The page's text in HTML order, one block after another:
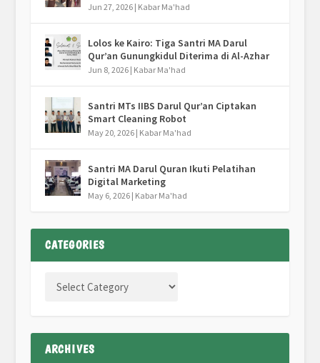
Jun 27, 2026| Kabar Ma'had
Lolos ke Kairo: Tiga Santri MA Darul
Qur’an Gunungkidul Diterima di Al-Azhar
Jun 8, 2026| Kabar Ma'had
Santri MTs IIBS Darul Qur’an Ciptakan
Smart Cleaning Robot
May 20, 2026| Kabar Ma'had
Santri MA Darul Quran Ikuti Pelatihan
Digital Marketing
May 6, 2026| Kabar Ma'had
CATEGORIES
ARCHIVES